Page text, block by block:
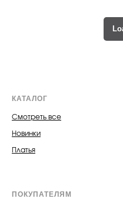
КАТАЛОГ
Смотреть все
Новинки
Платья
ПОКУПАТЕЛЯМ